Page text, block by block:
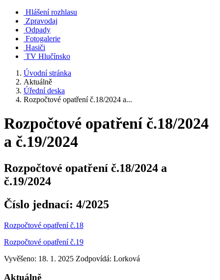
Hlášení rozhlasu
Zpravodaj
Odpady
Fotogalerie
Hasiči
TV Hlučínsko
Úvodní stránka
Aktuálně
Úřední deska
Rozpočtové opatření č.18/2024 a...
Rozpočtové opatření č.18/2024
a č.19/2024
Rozpočtové opatření č.18/2024 a
č.19/2024
Číslo jednací: 4/2025
Rozpočtové opatření č.18
Rozpočtové opatření č.19
Vyvěšeno: 18. 1. 2025 Zodpovídá: Lorková
Aktuálně